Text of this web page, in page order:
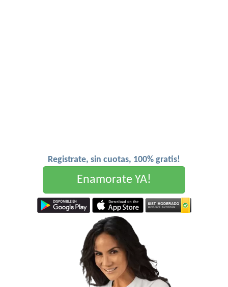
Registrate, sin cuotas, 100% gratis!
Enamorate YA!